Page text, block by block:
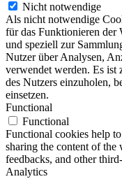
Nicht notwendige
Als nicht notwendige
für das Funktionieren der
und speziell zur
Nutzer über Analysen,
verwendet werden. Es
des Nutzers einzuholen,
einsetzen.
Functional
Functional
Functional cookies help
sharing the content of the
feedbacks, and other
Analytics